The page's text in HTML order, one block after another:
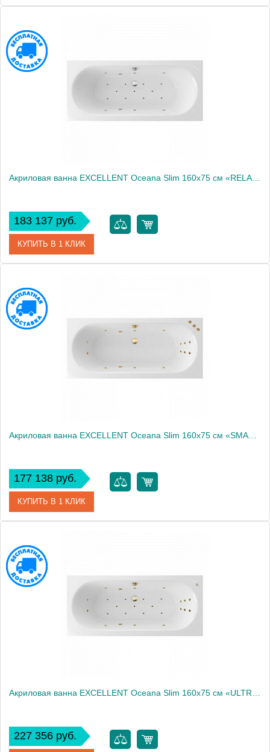
Артикул
Производитель
183 137 руб.
КУПИТЬ В 1 КЛИК
Артикул
Производитель
177 138 руб.
КУПИТЬ В 1 КЛИК
Артикул
Производитель
227 356 руб.